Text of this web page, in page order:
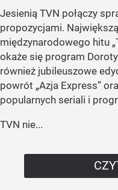
Jesienią TVN połączy
propozycjami.
międzynarodowego hitu
okaże się program
również jubileuszowe
powrót „Azja Express”
popularnych seriali i
TVN nie...